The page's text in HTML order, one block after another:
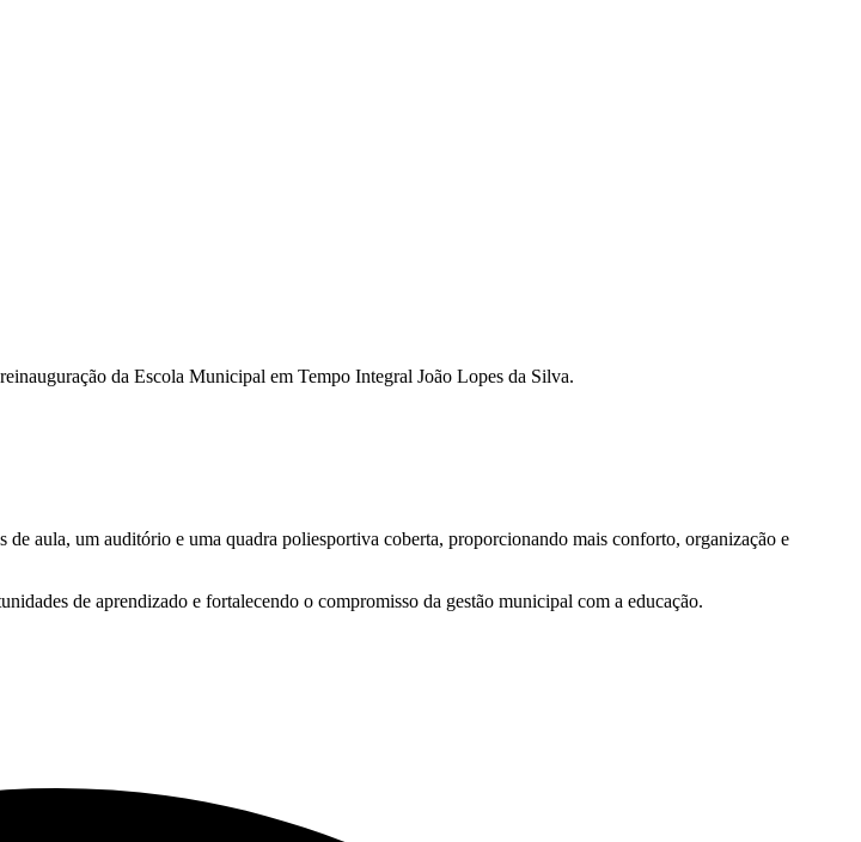
da Escola Municipal em Tempo Integral João Lopes da Silva.
aula, um auditório e uma quadra poliesportiva coberta, proporcionando mais conforto, organização e
de aprendizado e fortalecendo o compromisso da gestão municipal com a educação.